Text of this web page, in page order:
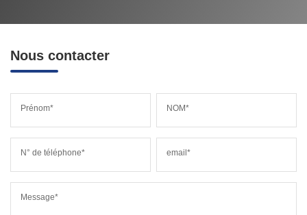
Nous contacter
Prénom* NOM*
N° de téléphone* email*
Message*